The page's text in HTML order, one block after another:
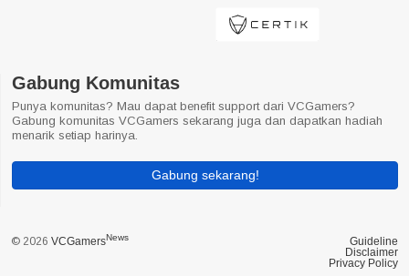
Gabung Komunitas
Punya komunitas? Mau dapat benefit support dari VCGamers?
Gabung komunitas VCGamers sekarang juga dan dapatkan hadiah
menarik setiap harinya.
Gabung sekarang!
© 2026 VCGamersNews
Guideline
Disclaimer
Privacy Policy